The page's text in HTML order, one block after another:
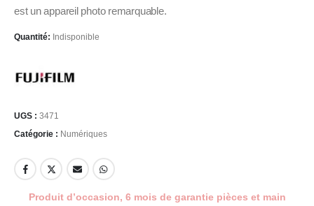
est un appareil photo remarquable.
Quantité: Indisponible
UGS : 3471
Catégorie : Numériques
Produit d’occasion, 6 mois de garantie pièces et main